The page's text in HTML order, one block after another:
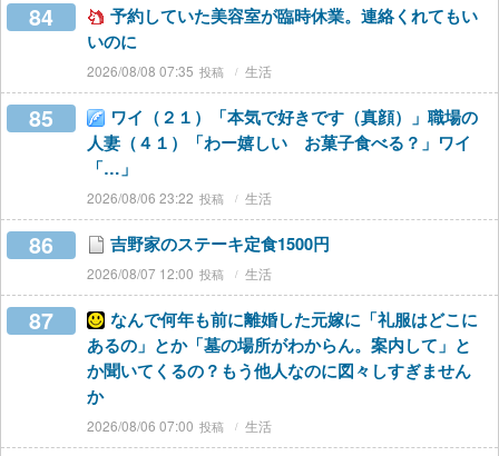
84
予約していた美容室が臨時休業。連絡くれてもい
いのに
2026/08/08 07:35 生活
85
ワイ（２１）「本気で好きです（真顔）」職場の
人妻（４１）「わー嬉しい お菓子食べる？」ワイ
「…」
2026/08/06 23:22 生活
86 吉野家のステーキ定食1500円
2026/08/07 12:00 生活
87
なんで何年も前に離婚した元嫁に「礼服はどこに
あるの」とか「墓の場所がわからん。案内して」と
か聞いてくるの？もう他人なのに図々しすぎません
か
2026/08/06 07:00 生活